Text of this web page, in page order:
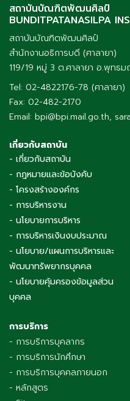
สถาบันบัณฑิตพัฒนศิลป์
BUNDITPATANASILPA
สถาบันบัณฑิตพัฒนศิลป์
สำนักงานอธิการบดี (ศาลายา)
119/19 หมู่ 3 ต.ศาลายา อ.พุทธ
Tel: 02-4822176-78 (ศาลายา)
Fax: 02-482-2170
Email: bpi@bpi.mail.go.th,
เกี่ยวกับสถาบัน
- เกี่ยวกับสถาบัน
- กฎหมายและข้อบังคับ
- โครงสร้างองค์กร
- การบริหารงาน
- นโยบายการบริหาร
- การบริหารเงินงบประมาณ
- นโยบาย/แผนการบริหารและ
พัฒนาทรัพยากรบุคคล
- นโยบายคุ้มครองข้อมูลส่วน
บุคคล
การบริการ
- การบริการบุคลากร
- การบริการนักศึกษา
- การบริการบุคคลภายนอก
- หลักสูตร